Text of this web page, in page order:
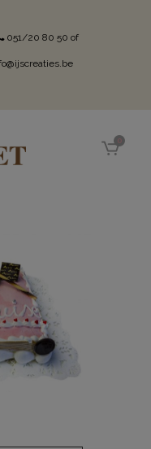
051/20 80 50 of
0